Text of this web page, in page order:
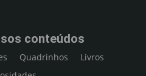
conteúdos
Quadrinhos
Livros